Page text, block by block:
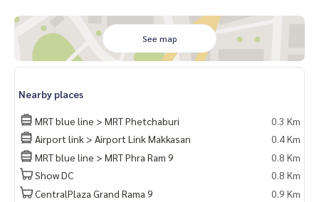
🦖 เตาไฟฟ้า + เครื่องดูดควัน
See map
Nearby places
MRT blue line > MRT Phetchaburi
0.3 Km
Airport link > Airport Link Makkasan
0.4 Km
MRT blue line > MRT Phra Ram 9
0.8 Km
Show DC
0.8 Km
CentralPlaza Grand Rama 9
0.9 Km